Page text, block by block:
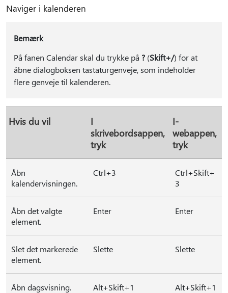
Naviger i kalenderen
Bemærk
På fanen Calendar skal du trykke på ?(Skift+/) for at
åbne dialogboksen tastaturgenveje, som indeholder
flere genveje til kalenderen.
Hvis du vil
I
skrivebordsappen,
tryk
I-
webappen,
tryk
Åbn
kalendervisningen.
Ctrl+3
Ctrl+Skift+
3
Åbn det valgte
element.
Enter Enter
Slet det markerede
element.
Slette Slette
Åbn dagsvisning. Alt+Skift+1 Alt+Skift+1